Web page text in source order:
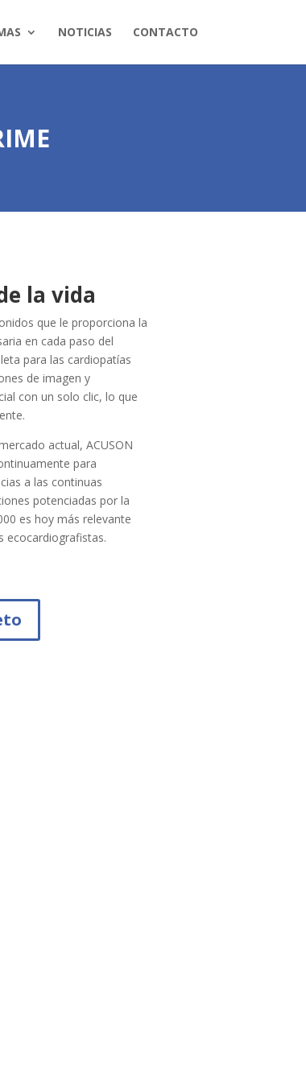
NOTICIAS CONTACTO
la vida
que le proporciona la
en cada paso del
para las cardiopatías
de imagen y
con un solo clic, lo que
actual, ACUSON
para
a las continuas
potenciadas por la
es hoy más relevante
ecocardiografistas.